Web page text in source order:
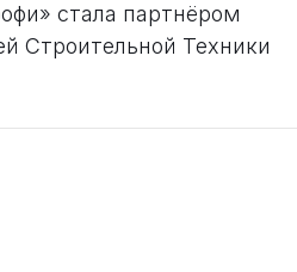
стала партнёром
Строительной Техники